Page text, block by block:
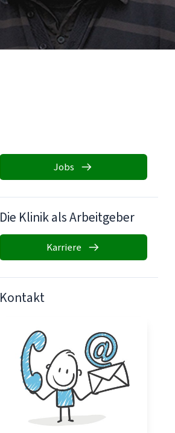
Jobs
Die Klinik als Arbeitgeber
Karriere
Kontakt